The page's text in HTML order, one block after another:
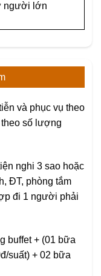
người lớn
và phục vụ theo
số lượng
nghi 3 sao hoặc
ĐT, phòng tắm
đi 1 người phải
buffet + (01 bữa
suất) + 02 bữa